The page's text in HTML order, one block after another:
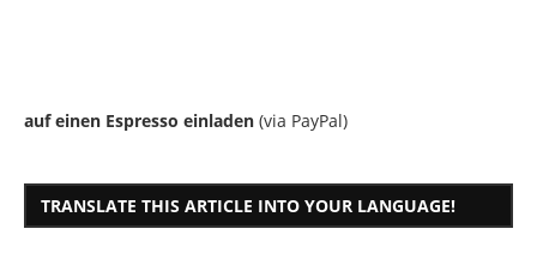
auf einen Espresso einladen (via PayPal)
TRANSLATE THIS ARTICLE INTO YOUR LANGUAGE!